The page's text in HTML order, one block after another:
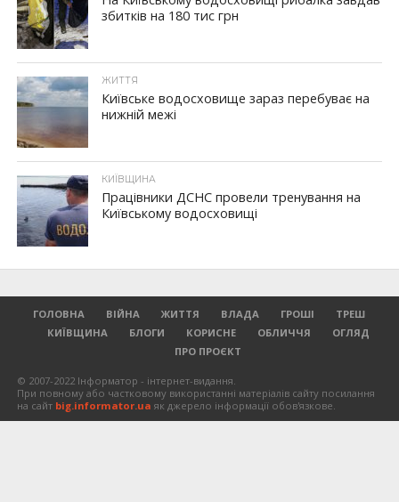
збитків на 180 тис грн
ЖИТТЯ
Київське водосховище зараз перебуває на
нижній межі
КИЇВЩИНА
Працівники ДСНС провели тренування на
Київському водосховищі
ГОЛОВНА ВІЙНА ЖИТТЯ ВЛАДА ГРОШІ
ТРЕШ
КИЇВЩИНА
БЛОГИ КОРИСНЕ ОБЛИЧЧЯ
ОГЛЯД
ПРО ПРОЄКТ
© 2007-2022 Інформатор - інтернет-видання.
При повному або частковому використанні матеріалів сайту посилання
на сайт big.informator.ua як джерело інформації обов'язкове.